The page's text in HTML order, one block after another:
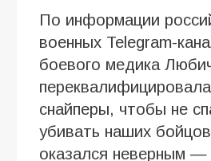
По информации
военных Telegram-
боевого медика
снайперы, чтобы не
убивать наших
оказался неверным —